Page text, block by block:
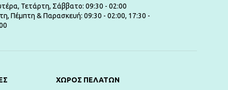
Τετάρτη, Σάββατο: 09:30 - 02:00
Πέμπτη & Παρασκευή: 09:30 - 02:00, 17:30 -
ΧΏΡΟΣ ΠΕΛΑΤΏΝ